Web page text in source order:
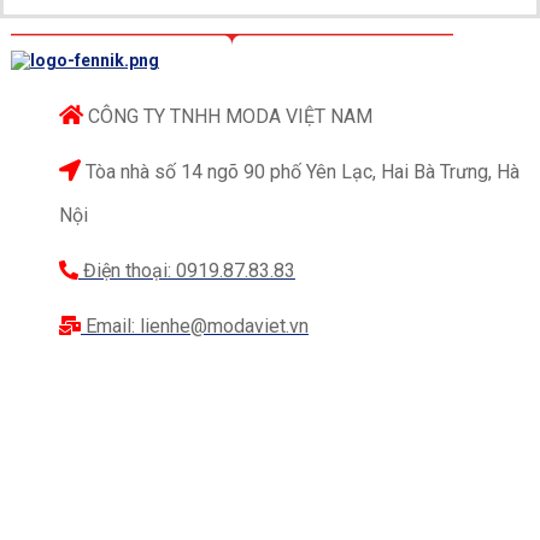
vai tròn đều, thân và tay áo phẳng phiu. Dáng áo vừa
vặn, không quá rộng để làm mất dáng nhưng cũng
chàng và vẫn giữ được sự thoải mái trong mọi hoạt
động.
Chất liệu:
dễ giặt ủi và không xù lông, bạc màu như vải
cashmere, dormer, tuytsi, terin ford,…
CÔNG TY TNHH MODA VIỆT NAM
Tòa nhà số 14 ngõ 90 phố Yên Lạc, Hai Bà Trưng, Hà
Nội
Điện thoại: 0919.87.83.83
Email: lienhe@modaviet.vn